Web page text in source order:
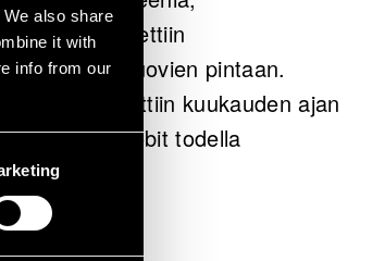
also share
it with
info from our
Ensin kartoitettiin
näiden muovien pintaan.
kasvatettiin kuukauden ajan
mikrobit todella